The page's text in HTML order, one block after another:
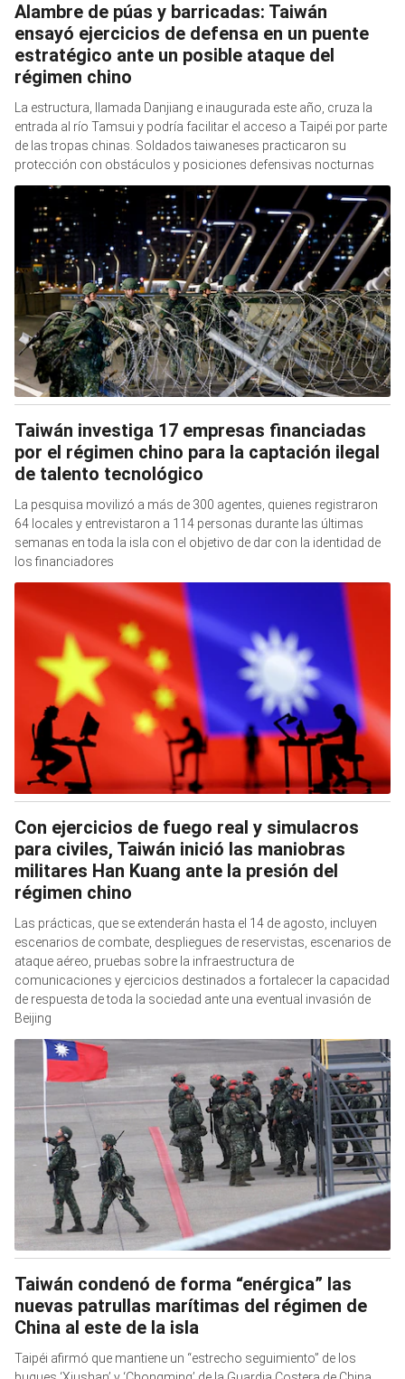
Alambre de púas y barricadas: Taiwán
ensayó ejercicios de defensa en un puente
estratégico ante un posible ataque del
régimen chino
La estructura, llamada Danjiang e inaugurada este año, cruza la
entrada al río Tamsui y podría facilitar el acceso a Taipéi por parte
de las tropas chinas. Soldados taiwaneses practicaron su
protección con obstáculos y posiciones defensivas nocturnas
Taiwán investiga 17 empresas financiadas
por el régimen chino para la captación ilegal
de talento tecnológico
La pesquisa movilizó a más de 300 agentes, quienes registraron
64 locales y entrevistaron a 114 personas durante las últimas
semanas en toda la isla con el objetivo de dar con la identidad de
los financiadores
Con ejercicios de fuego real y simulacros
para civiles, Taiwán inició las maniobras
militares Han Kuang ante la presión del
régimen chino
Las prácticas, que se extenderán hasta el 14 de agosto, incluyen
escenarios de combate, despliegues de reservistas, escenarios de
ataque aéreo, pruebas sobre la infraestructura de
comunicaciones y ejercicios destinados a fortalecer la capacidad
de respuesta de toda la sociedad ante una eventual invasión de
Beijing
Taiwán condenó de forma “enérgica” las
nuevas patrullas marítimas del régimen de
China al este de la isla
Taipéi afirmó que mantiene un “estrecho seguimiento” de los